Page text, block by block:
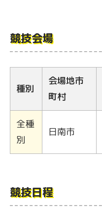
競技会場
種別
会場地市
町村
全種
別
日南市
競技日程